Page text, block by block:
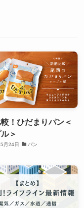
！ひだまりパン＜
＞
月24日 パン